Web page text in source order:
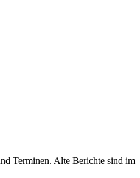
Terminen. Alte Berichte sind im